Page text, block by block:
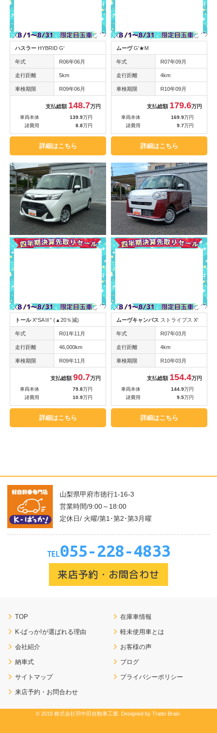
ハスラー HYBRID G'
年式 R06年06月
走行距離 5km
車検期限 R09年06月
支払総額 148.7万円
車両本体 139.9万円
諸費用
8.8万円
詳細はこちら
ムーヴG'★M
年式 R07年09月
走行距離 4km
車検期限 R10年09月
支払総額 179.6万円
車両本体 169.9万円
諸費用
9.7万円
詳細はこちら
トールX“SAⅢ” (▲20％減)
年式 R01年11月
走行距離 46,000km
車検期限 R09年11月
支払総額 90.7万円
車両本体 79.8万円
諸費用
10.9万円
詳細はこちら
ムーヴキャンバス ストライプス X'
年式 R07年03月
走行距離 4km
車検期限 R10年03月
支払総額 154.4万円
車両本体 144.9万円
諸費用
9.5万円
詳細はこちら
山梨県甲府市徳行1-16-3
営業時間/9:00～18:00
定休日/ 火曜/第1･第2･第3月曜
TEL055-228-4833
来店予約・お問合わせ
TOP 在庫車情報
K-ばっか!が選ばれる理由 軽未使用車とは
会社紹介 お客様の声
納車式 ブログ
サイトマップ プライバシーポリシー
来店予約・お問合わせ
© 2019 株式会社羽中田自動車工業. Designed by Tratto Brain